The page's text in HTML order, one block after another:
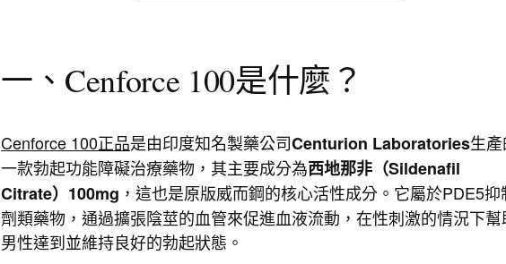
一、Cenforce 100是什麼？
Cenforce 100正品是由印度知名製藥公司Centurion Laboratories生
一款勃起功能障礙治療藥物，其主要成分為西地那非（Sildenafil
Citrate）100mg ，這也是原版威而鋼的核心活性成分。它屬於PDE5抑
劑類藥物，通過擴張陰莖的血管來促進血液流動，在性刺激的情況下幫
男性達到並維持良好的勃起狀態。